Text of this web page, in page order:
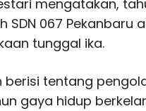
mengatakan,
SDN 067 Pekanbaru
tunggal ika.
berisi tentang
gaya hidup